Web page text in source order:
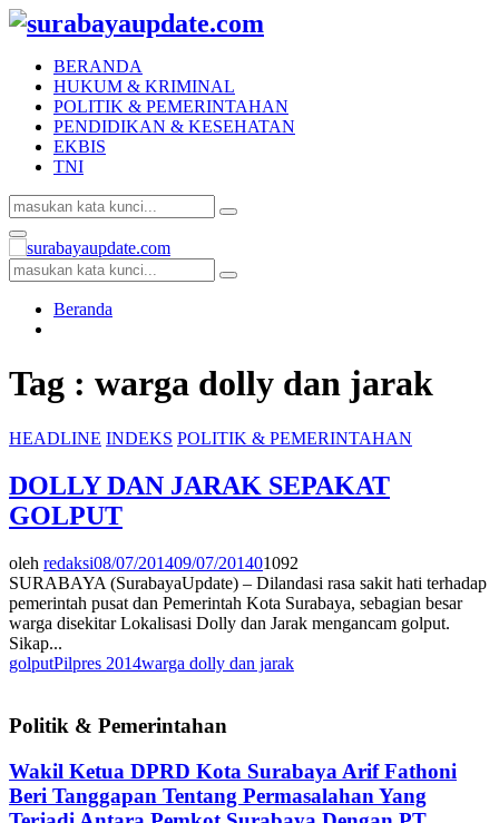
BERANDA
HUKUM & KRIMINAL
POLITIK & PEMERINTAHAN
PENDIDIKAN & KESEHATAN
EKBIS
TNI
Search
for:
Search
Facebook
Twitter
Youtube
Primary
Menu
Search
for:
Search
Beranda
Tag : warga dolly dan jarak
HEADLINE INDEKS POLITIK & PEMERINTAHAN
DOLLY DAN JARAK SEPAKAT
GOLPUT
oleh redaksi08/07/201409/07/201401092
SURABAYA (SurabayaUpdate) – Dilandasi rasa sakit hati terhadap
pemerintah pusat dan Pemerintah Kota Surabaya, sebagian besar
warga disekitar Lokalisasi Dolly dan Jarak mengancam golput.
Sikap...
golputPilpres 2014warga dolly dan jarak
Politik & Pemerintahan
Wakil Ketua DPRD Kota Surabaya Arif Fathoni
Beri Tanggapan Tentang Permasalahan Yang